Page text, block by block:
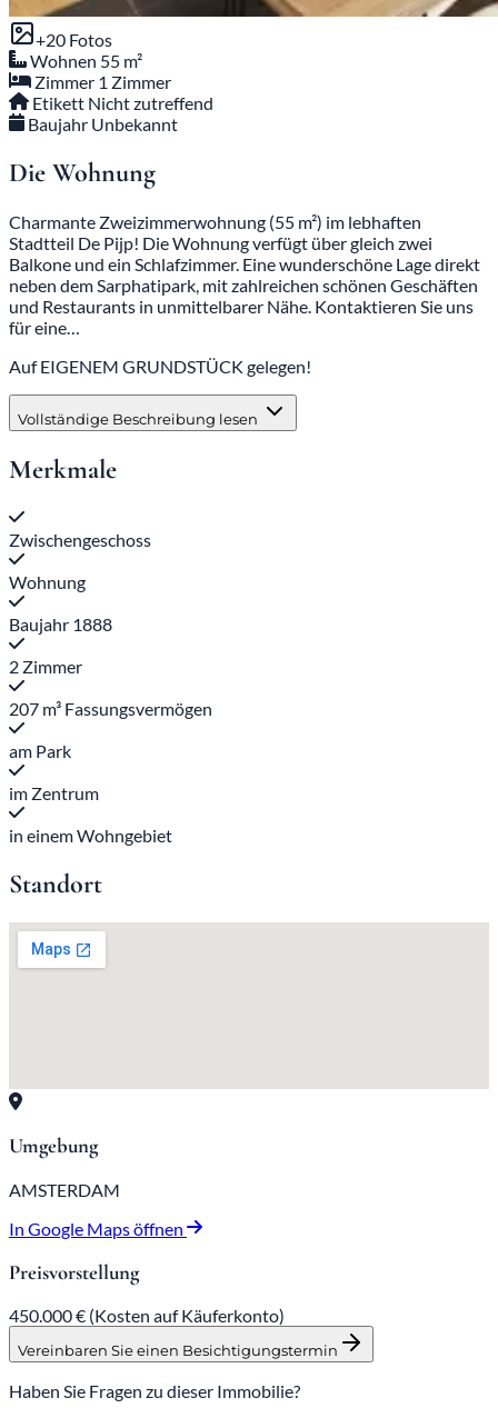
+20 Fotos
Wohnen 55 m²
Zimmer 1 Zimmer
Etikett Nicht zutreffend
Baujahr Unbekannt
Die Wohnung
Charmante Zweizimmerwohnung (55 m²) im lebhaften
Stadtteil De Pijp! Die Wohnung verfügt über gleich zwei
Balkone und ein Schlafzimmer. Eine wunderschöne Lage direkt
neben dem Sarphatipark, mit zahlreichen schönen Geschäften
und Restaurants in unmittelbarer Nähe. Kontaktieren Sie uns
für eine…
Auf EIGENEM GRUNDSTÜCK gelegen!
Vollständige Beschreibung lesen
Merkmale
Zwischengeschoss
Wohnung
Baujahr 1888
2 Zimmer
207 m³ Fassungsvermögen
am Park
im Zentrum
in einem Wohngebiet
Standort
Umgebung
AMSTERDAM
In Google Maps öffnen
Preisvorstellung
450.000 € (Kosten auf Käuferkonto)
Vereinbaren Sie einen Besichtigungstermin
Haben Sie Fragen zu dieser Immobilie?